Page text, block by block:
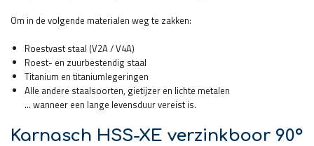
Om in de volgende materialen weg te zakken:
Roestvast staal (V2A / V4A)
Roest- en zuurbestendig staal
Titanium en titaniumlegeringen
Alle andere staalsoorten, gietijzer en lichte metalen
… wanneer een lange levensduur vereist is.
Karnasch HSS-XE verzinkboor 90°